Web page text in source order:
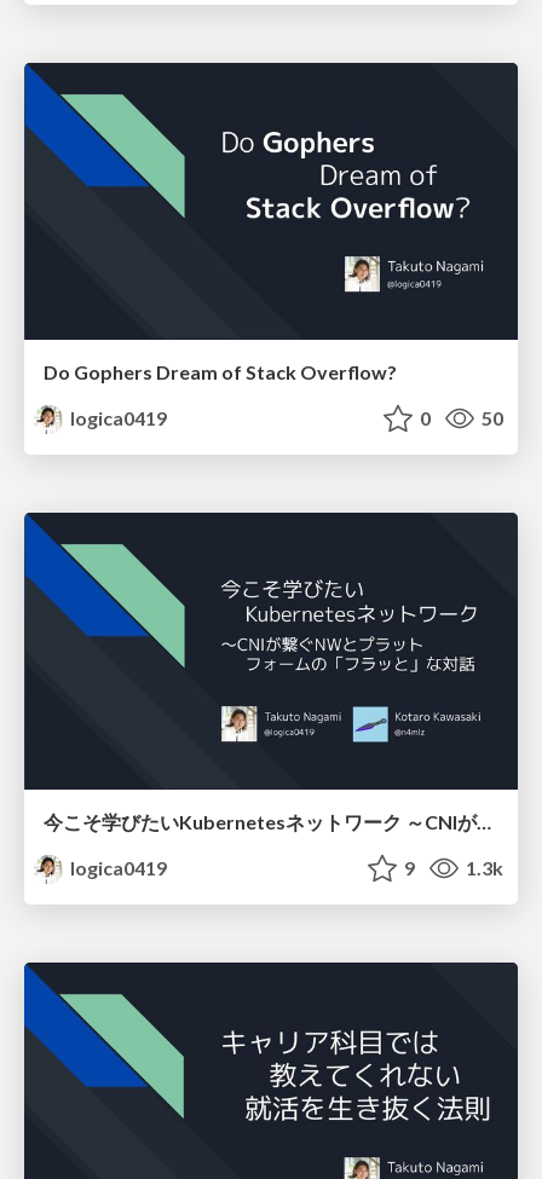
Do Gophers Dream of Stack Overflow?
logica0419
0 50
今こそ学びたいKubernetesネットワーク ～CNIが繋ぐNWとプラットフォームの「フラッと」な対話
logica0419
9 1.3k